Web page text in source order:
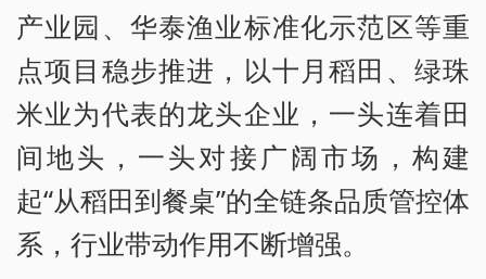
产业园、华泰渔业标准化示范区等重
点项目稳步推进，以十月稻田、绿珠
米业为代表的龙头企业，一头连着田
间地头，一头对接广阔市场，构建
起“从稻田到餐桌”的全链条品质管控体
系，行业带动作用不断增强。